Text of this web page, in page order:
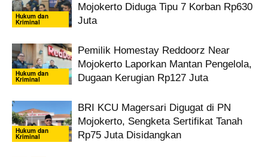
Hukum dan
Kriminal
Mojokerto Diduga Tipu 7 Korban Rp630
Juta
Hukum dan
Kriminal
Pemilik Homestay Reddoorz Near
Mojokerto Laporkan Mantan Pengelola,
Dugaan Kerugian Rp127 Juta
Hukum dan
Kriminal
BRI KCU Magersari Digugat di PN
Mojokerto, Sengketa Sertifikat Tanah
Rp75 Juta Disidangkan